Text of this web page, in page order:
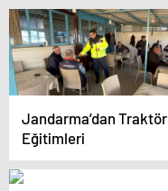
Jandarma’dan Traktör
Eğitimleri